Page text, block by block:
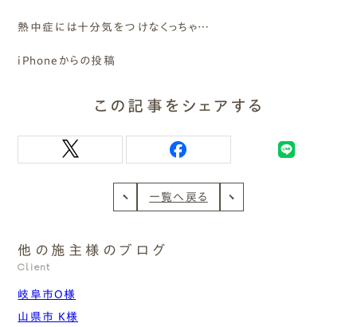
熱中症には十分気をつけなくっちゃ…
iPhoneからの投稿
この記事をシェアする
一覧へ戻る
他の施主様のブログ
Client
岐阜市O様
山県市 K様